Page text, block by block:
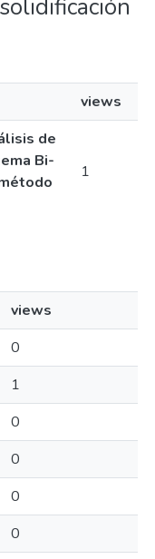
views
de
Bi-
1
views
0
1
0
0
0
0